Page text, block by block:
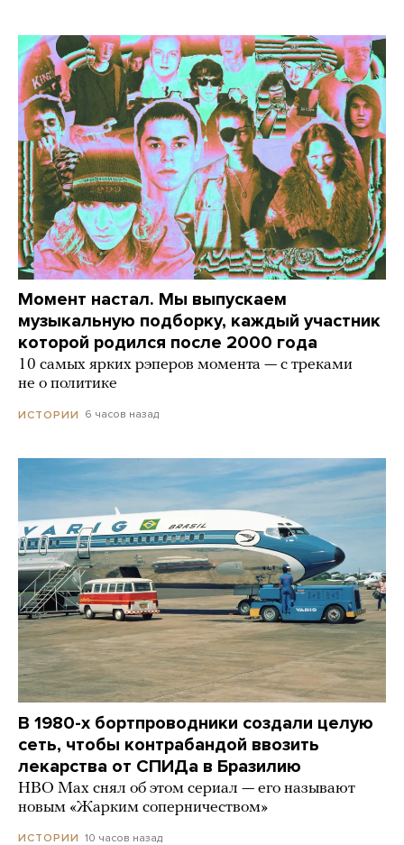
Момент настал. Мы выпускаем
музыкальную подборку, каждый участник
которой родился после 2000 года
10 самых ярких рэперов момента — с треками
не о политике
ИСТОРИИ 6 часов назад
В 1980-х бортпроводники создали целую
сеть, чтобы контрабандой ввозить
лекарства от СПИДа в Бразилию
HBO Max снял об этом сериал — его называют
новым «Жарким соперничеством»
ИСТОРИИ 10 часов назад